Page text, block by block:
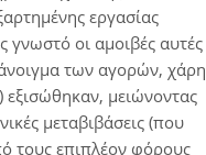
εργασίας
οι αμοιβές αυτές
των αγορών, χάρη
μειώνοντας
μεταβιβάσεις (που
τους επιπλέον φόρους